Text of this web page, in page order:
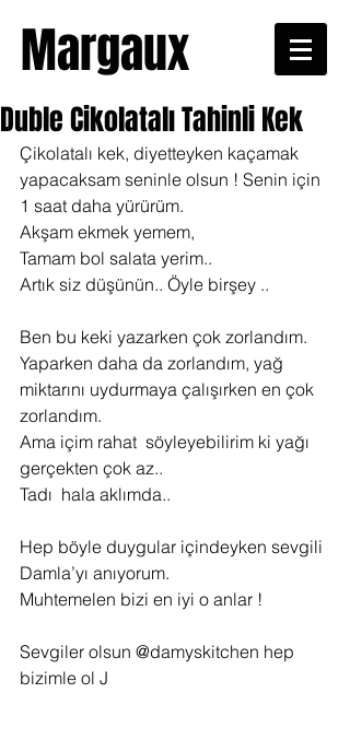
Margaux
Duble Cikolatalı Tahinli Kek
Çikolatalı kek, diyetteyken kaçamak
yapacaksam seninle olsun ! Senin için
1 saat daha yürürüm.
Akşam ekmek yemem,
Tamam bol salata yerim..
Artık siz düşünün.. Öyle birşey ..
Ben bu keki yazarken çok zorlandım.
Yaparken daha da zorlandım, yağ
miktarını uydurmaya çalışırken en çok
zorlandım.
Ama içim rahat  söyleyebilirim ki yağı
gerçekten çok az..
Tadı  hala aklımda..
Hep böyle duygular içindeyken sevgili
Damla’yı anıyorum.
Muhtemelen bizi en iyi o anlar !
Sevgiler olsun @damyskitchen hep
bizimle ol J